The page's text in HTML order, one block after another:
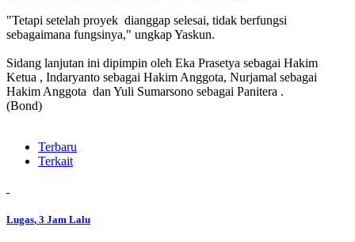
"Tetapi setelah proyek dianggap selesai, tidak berfungsi
sebagaimana fungsinya," ungkap Yaskun.
Sidang lanjutan ini dipimpin oleh Eka Prasetya sebagai Hakim
Ketua , Indaryanto sebagai Hakim Anggota, Nurjamal sebagai
Hakim Anggota dan Yuli Sumarsono sebagai Panitera .
(Bond)
Terbaru
Terkait
Lugas, 3 Jam Lalu